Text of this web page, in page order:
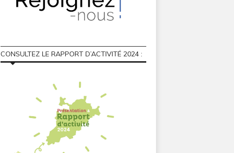
CONSULTEZ LE RAPPORT D’ACTIVITÉ 2024 :